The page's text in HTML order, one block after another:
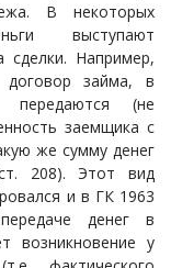
В некоторых
выступают
сделки. Например,
займа, в
передаются (не
заемщика с
же сумму денег
208). Этот вид
и в ГК 1963
денег в
возникновение у